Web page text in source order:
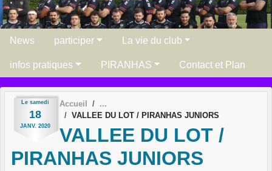
News participer La vie du club
infos pratiques PIRANHAS Contact et Plan
Le samedi
18
JANV. 2020
Accueil
VALLEE DU LOT / PIRANHAS JUNIORS
VALLEE DU LOT /
PIRANHAS JUNIORS